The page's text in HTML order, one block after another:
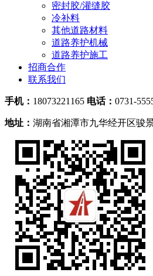
密封胶/灌缝胶
冷补料
其他道路材料
道路养护机械
道路养护施工
招商合作
联系我们
手机： 18073221165 电话： 0731-
地址： 湖南省湘潭市九华经开区骏